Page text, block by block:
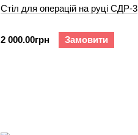
Стіл для операцій на руці СДР-3
2 000.00грн Замовити